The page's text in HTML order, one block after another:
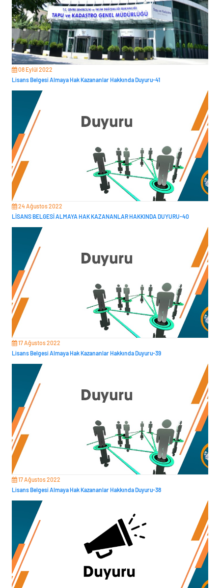
08 Eylül 2022
Lisans Belgesi Almaya Hak Kazananlar Hakkında Duyuru-41
24 Ağustos 2022
LİSANS BELGESİ ALMAYA HAK KAZANANLAR HAKKINDA DUYURU-40
17 Ağustos 2022
Lisans Belgesi Almaya Hak Kazananlar Hakkında Duyuru-39
17 Ağustos 2022
Lisans Belgesi Almaya Hak Kazananlar Hakkında Duyuru-38